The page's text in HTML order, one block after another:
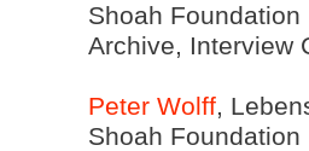
Shoah
Archive, Interview
Peter Wolff,
Shoah